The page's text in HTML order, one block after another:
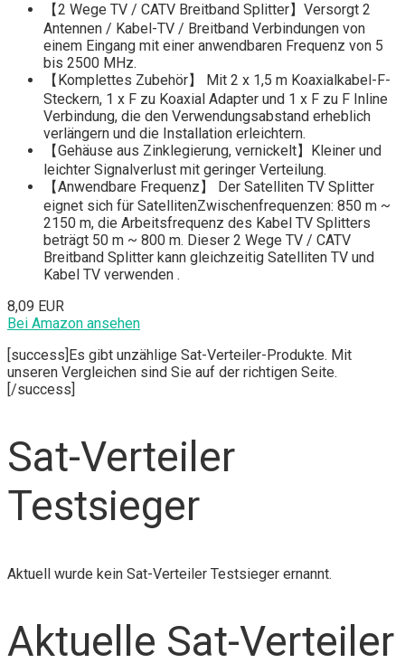
【2 Wege TV / CATV Breitband Splitter】Versorgt 2
Antennen / Kabel-TV / Breitband Verbindungen von
einem Eingang mit einer anwendbaren Frequenz von 5
bis 2500 MHz.
【Komplettes Zubehör】 Mit 2 x 1,5 m Koaxialkabel-F-
Steckern, 1 x F zu Koaxial Adapter und 1 x F zu F Inline
Verbindung, die den Verwendungsabstand erheblich
verlängern und die Installation erleichtern.
【Gehäuse aus Zinklegierung, vernickelt】Kleiner und
leichter Signalverlust mit geringer Verteilung.
【Anwendbare Frequenz】 Der Satelliten TV Splitter
eignet sich für SatellitenZwischenfrequenzen: 850 m ~
2150 m, die Arbeitsfrequenz des Kabel TV Splitters
beträgt 50 m ~ 800 m. Dieser 2 Wege TV / CATV
Breitband Splitter kann gleichzeitig Satelliten TV und
Kabel TV verwenden .
8,09 EUR
Bei Amazon ansehen
[success]Es gibt unzählige Sat-Verteiler-Produkte. Mit
unseren Vergleichen sind Sie auf der richtigen Seite.
[/success]
Sat-Verteiler
Testsieger
Aktuell wurde kein Sat-Verteiler Testsieger ernannt.
Aktuelle Sat-Verteiler